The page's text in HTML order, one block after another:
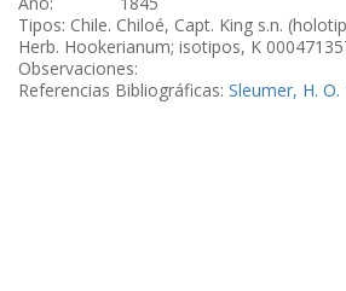
Tipos: Chile. Chiloé, Capt. King s.n.
Herb. Hookerianum; isotipos, K
Observaciones:
Referencias Bibliográficas: Sleumer, H. O.